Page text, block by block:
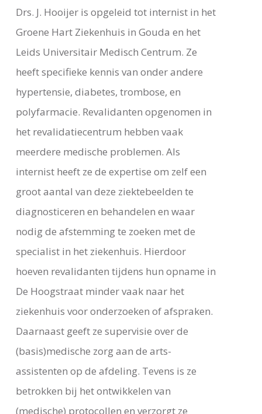
Drs. J. Hooijer is opgeleid tot internist in het
Groene Hart Ziekenhuis in Gouda en het
Leids Universitair Medisch Centrum. Ze
heeft specifieke kennis van onder andere
hypertensie, diabetes, trombose, en
polyfarmacie. Revalidanten opgenomen in
het revalidatiecentrum hebben vaak
meerdere medische problemen. Als
internist heeft ze de expertise om zelf een
groot aantal van deze ziektebeelden te
diagnosticeren en behandelen en waar
nodig de afstemming te zoeken met de
specialist in het ziekenhuis. Hierdoor
hoeven revalidanten tijdens hun opname in
De Hoogstraat minder vaak naar het
ziekenhuis voor onderzoeken of afspraken.
Daarnaast geeft ze supervisie over de
(basis)medische zorg aan de arts-
assistenten op de afdeling. Tevens is ze
betrokken bij het ontwikkelen van
(medische) protocollen en verzorgt ze